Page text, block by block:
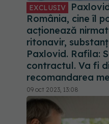
EXCLUSIV
România, cine îl
acționează
ritonavir,
Paxlovid. Rafila:
contractul. Va fi
recomandarea
09 oct 2023, 13:08